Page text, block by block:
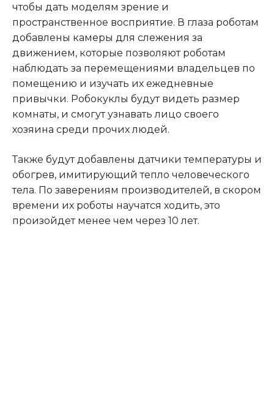
чтобы дать моделям зрение и
пространственное восприятие. В глаза роботам
добавлены камеры для слежения за
движением, которые позволяют роботам
наблюдать за перемещениями владельцев по
помещению и изучать их ежедневные
привычки. Робокуклы будут видеть размер
комнаты, и смогут узнавать лицо своего
хозяина среди прочих людей.
Также будут добавлены датчики температуры и
обогрев, имитирующий тепло человеческого
тела. По заверениям производителей, в скором
времени их роботы научатся ходить, это
произойдет менее чем через 10 лет.